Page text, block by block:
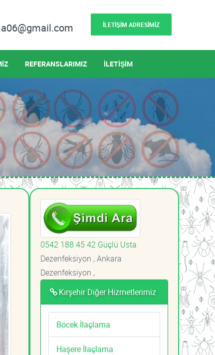
İLETİŞİM ADRESİMİZ
REFERANSLARIMIZ İLETİŞİM
0542 188 45 42 Güçlü Usta
Dezenfeksiyon , Ankara
Dezenfeksiyon ,
Kırşehir Diğer Hizmetlerimiz
Böcek İlaçlama
Haşere İlaçlama